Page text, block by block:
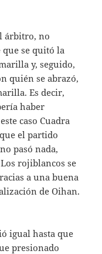
árbitro, no
que se quitó la
y, seguido,
quién se abrazó,
Es decir,
haber
caso Cuadra
el partido
pasó nada,
rojiblancos se
a una buena
de Oihan.
igual hasta que
presionado